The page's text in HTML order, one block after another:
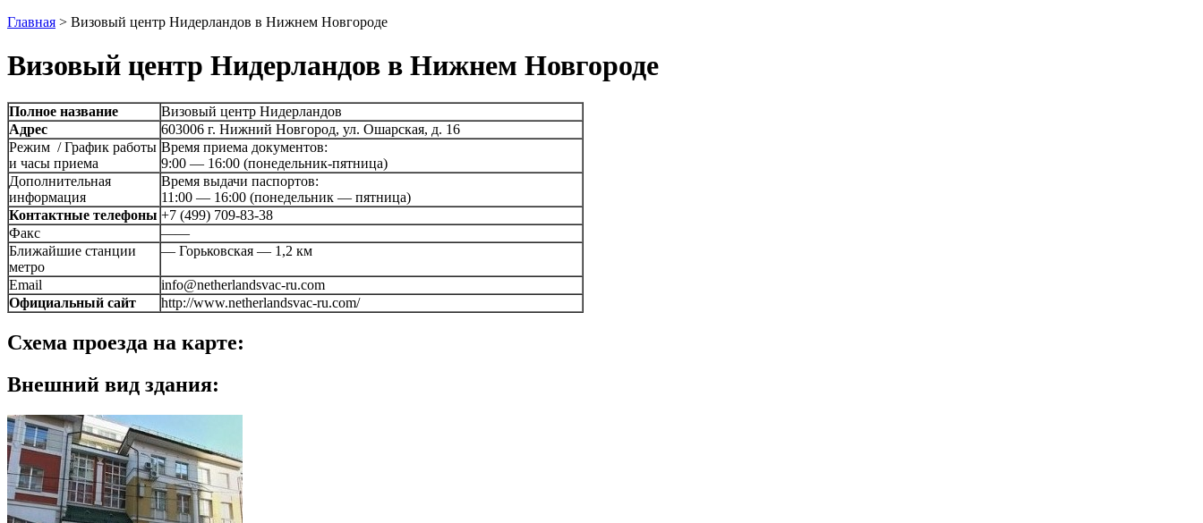
Главная > Визовый центр Нидерландов в Нижнем Новгороде
Визовый центр Нидерландов в Нижнем Новгороде
Полное название
Визовый центр Нидерландов
Адрес
603006 г. Нижний Новгород, ул. Ошарская, д. 16
Режим / График работы
и часы приема
Время приема документов:
9:00 — 16:00 (понедельник-пятница)
Дополнительная
информация
Время выдачи паспортов:
11:00 — 16:00 (понедельник — пятница)
Контактные телефоны +7 (499) 709-83-38
Факс
——
Ближайшие станции
метро
— Горьковская — 1,2 км
Email
info@netherlandsvac-ru.com
Официальный сайт
http://www.netherlandsvac-ru.com/
Схема проезда на карте:
Внешний вид здания: